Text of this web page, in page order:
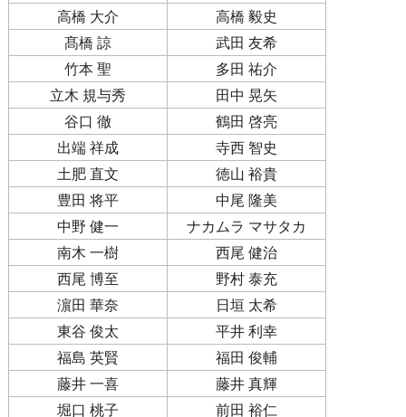
高橋 大介
高橋 毅史
髙橋 諒
武田 友希
竹本 聖
多田 祐介
立木 規与秀
田中 晃矢
谷口 徹
鶴田 啓亮
出端 祥成
寺西 智史
土肥 直文
徳山 裕貴
豊田 将平
中尾 隆美
中野 健一
ナカムラ マサタカ
南木 一樹
西尾 健治
西尾 博至
野村 泰充
濵田 華奈
日垣 太希
東谷 俊太
平井 利幸
福島 英賢
福田 俊輔
藤井 一喜
藤井 真輝
堀口 桃子
前田 裕仁